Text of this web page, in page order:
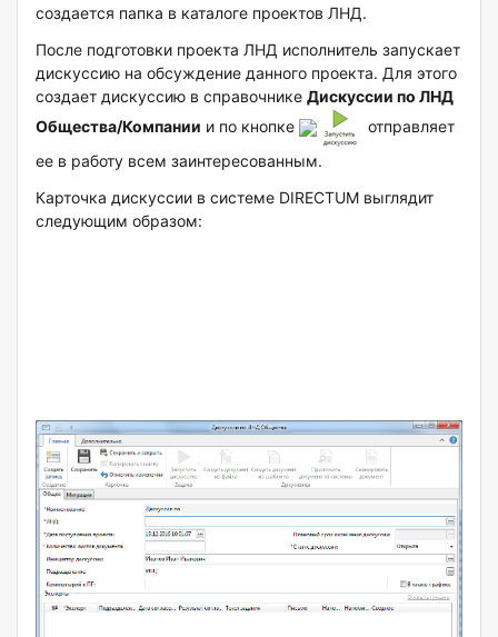
создается папка в каталоге проектов ЛНД.
После подготовки проекта ЛНД исполнитель запускает
дискуссию на обсуждение данного проекта. Для этого
создает дискуссию в справочнике Дискуссии по ЛНД
Общества/Компании и по кнопке
отправляет
ее в работу всем заинтересованным.
Карточка дискуссии в системе DIRECTUM выглядит
следующим образом: